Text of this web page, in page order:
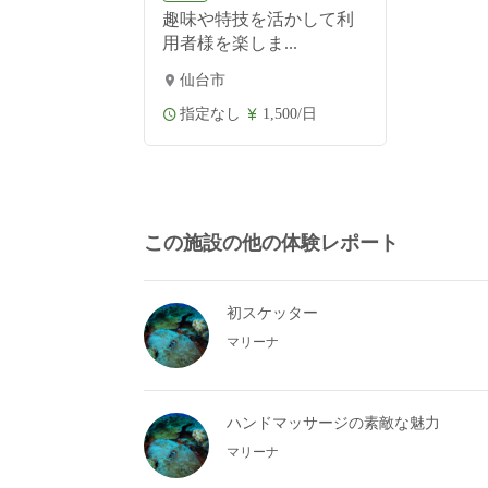
趣味や特技を活かして利
用者様を楽しま...
仙台市
指定なし 1,500/日
この施設の他の体験レポート
初スケッター
マリーナ
ハンドマッサージの素敵な魅力
マリーナ